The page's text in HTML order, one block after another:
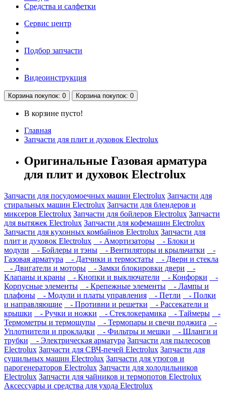
Средства и салфетки
Сервис центр
Подбор запчасти
Видеоинструкция
Корзинапокупок: 0 Корзинапокупок: 0
В корзине пусто!
Главная
Запчасти для плит и духовок Electrolux
Оригинальные Газовая арматура
для плит и духовок Electrolux
Запчасти для посудомоечных машин Electrolux Запчасти для
стиральных машин Electrolux Запчасти для блендеров и
миксеров Electrolux Запчасти для бойлеров Electrolux Запчасти
для вытяжек Electrolux Запчасти для кофемашин Electrolux
Запчасти для кухонных комбайнов Electrolux Запчасти для
плит и духовок Electrolux
- Амортизаторы
- Блоки и
модули
- Бойлеры и тэны - Вентиляторы и крыльчатки
-
Газовая арматура
- Датчики и термостаты
- Двери и стекла
- Двигатели и моторы
- Замки блокировки двери
-
Клапаны и краны
- Кнопки и выключатели - Конфорки
-
Корпусные элементы
- Крепежные элементы
- Лампы и
плафоны
- Модули и платы управления - Петли
- Полки
и направляющие
- Противни и решетки
- Рассекатели и
крышки
- Ручки и ножки - Стеклокерамика - Таймеры
-
Термометры и термощупы
- Термопары и свечи поджига
-
Уплотнители и прокладки
- Фильтры и мешки
- Шланги и
трубки
- Электрическая арматура Запчасти для пылесосов
Electrolux Запчасти для СВЧ-печей Electrolux Запчасти для
сушильных машин Electrolux Запчасти для утюгов и
парогенераторов Electrolux Запчасти для холодильников
Electrolux Запчасти для чайников и термопотов Electrolux
Аксессуары и средства для ухода Electrolux